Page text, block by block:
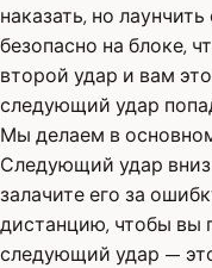
наказать, но
безопасно на блоке,
второй удар и вам
следующий удар
Мы делаем в
Следующий удар вниз
залачите его за
дистанцию, чтобы вы
следующий удар —